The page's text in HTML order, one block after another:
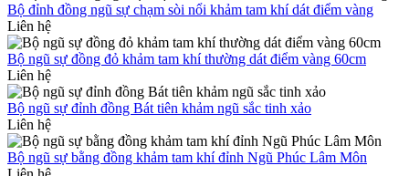
Bộ đỉnh đồng ngũ sự chạm sòi nổi khảm tam khí dát điểm vàng
Liên hệ
Bộ ngũ sự đồng đỏ khảm tam khí thường dát điểm vàng 60cm
Liên hệ
Bộ ngũ sự đỉnh đồng Bát tiên khảm ngũ sắc tinh xảo
Liên hệ
Bộ ngũ sự bằng đồng khảm tam khí đỉnh Ngũ Phúc Lâm Môn